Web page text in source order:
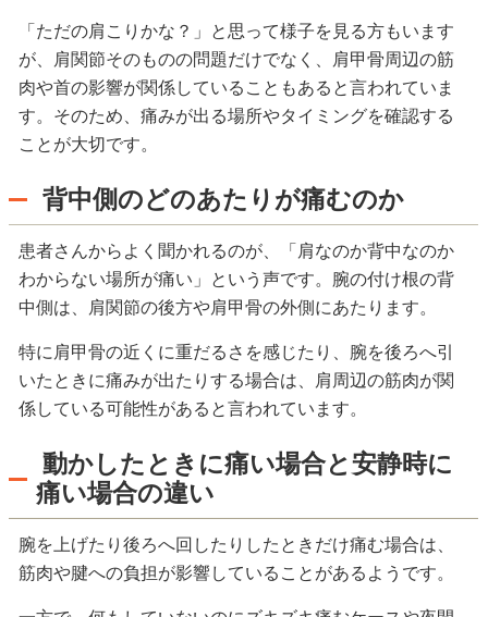
「ただの肩こりかな？」と思って様子を見る方もいます
が、肩関節そのものの問題だけでなく、肩甲骨周辺の筋
肉や首の影響が関係していることもあると言われていま
す。そのため、痛みが出る場所やタイミングを確認する
ことが大切です。
背中側のどのあたりが痛むのか
患者さんからよく聞かれるのが、「肩なのか背中なのか
わからない場所が痛い」という声です。腕の付け根の背
中側は、肩関節の後方や肩甲骨の外側にあたります。
特に肩甲骨の近くに重だるさを感じたり、腕を後ろへ引
いたときに痛みが出たりする場合は、肩周辺の筋肉が関
係している可能性があると言われています。
動かしたときに痛い場合と安静時に
痛い場合の違い
腕を上げたり後ろへ回したりしたときだけ痛む場合は、
筋肉や腱への負担が影響していることがあるようです。